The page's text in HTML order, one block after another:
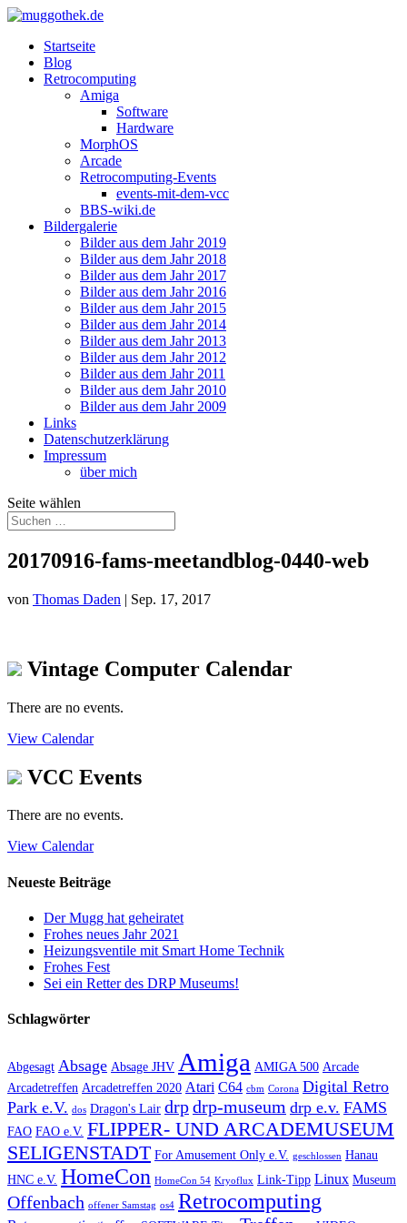
Startseite
Blog
Retrocomputing
Amiga
Software
Hardware
MorphOS
Arcade
Retrocomputing-Events
events-mit-dem-vcc
BBS-wiki.de
Bildergalerie
Bilder aus dem Jahr 2019
Bilder aus dem Jahr 2018
Bilder aus dem Jahr 2017
Bilder aus dem Jahr 2016
Bilder aus dem Jahr 2015
Bilder aus dem Jahr 2014
Bilder aus dem Jahr 2013
Bilder aus dem Jahr 2012
Bilder aus dem Jahr 2011
Bilder aus dem Jahr 2010
Bilder aus dem Jahr 2009
Links
Datenschutzerklärung
Impressum
über mich
Seite wählen
20170916-fams-meetandblog-0440-web
von Thomas Daden | Sep. 17, 2017
Vintage Computer Calendar
There are no events.
View Calendar
VCC Events
There are no events.
View Calendar
Neueste Beiträge
Der Mugg hat geheiratet
Frohes neues Jahr 2021
Heizungsventile mit Smart Home Technik
Frohes Fest
Sei ein Retter des DRP Museums!
Schlagwörter
Abgesagt Absage Absage JHV Amiga AMIGA 500 Arcade
Arcadetreffen Arcadetreffen 2020 Atari C64 cbm Corona Digital Retro
Park e.V. dos Dragon's Lair drpdrp-museum drp e.v. FAMS
FAO FAO e.V. FLIPPER- UND ARCADEMUSEUM
SELIGENSTADT For Amusement Only e.V. geschlossen Hanau
HNC e.V. HomeCon HomeCon 54 Kryoflux Link-Tipp Linux Museum
Offenbach offener Samstag os4 Retrocomputing